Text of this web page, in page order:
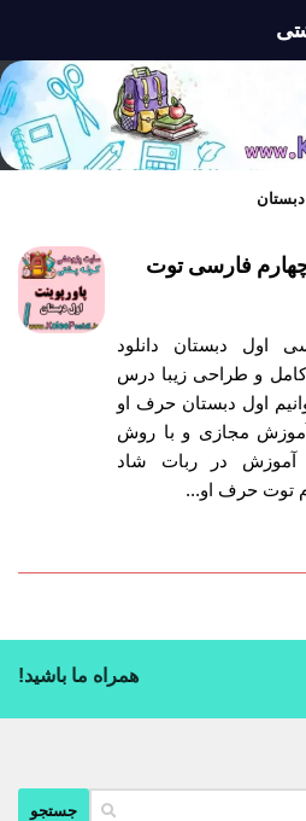
فارسی توت
اول دبستان دانلود
و طراحی زیبا درس
اول دبستان حرف او
آموزش مجازی و با روش
در ربات شاد
توت حرف او...
همراه ما باشید!